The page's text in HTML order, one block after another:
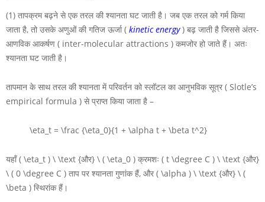
(1) तापक्रम बढ़ने से एक तरल की श्यानता घट जाती है। जब एक तरल को गर्म किया
जाता है, तो उसके अणुओं की गतिज ऊर्जा ( kinetic energy) बढ़ जाती है जिससे अंतर-
आणविक आकर्षण ( inter-molecular attractions ) कमजोर हो जाते हैं। अतः
श्यानता घट जाती है।
तापमान के साथ तरल की श्यानता में परिवर्तन को स्लॉटल का आनुभविक सूत्र ( Slotle’s
empirical formula ) से प्राप्त किया जाता है –
\eta_t = \frac {\eta_0}{1 + \alpha t + \beta t^2}
यहाँ( \eta_t ) \ \text {और} \ ( \eta_0 ) क्रमशः ( t \degree C ) \ \text {और}
\ ( 0 \degree C ) ताप पर श्यानता गुणांक हैं, और ( \alpha ) \ \text {और} \ (
\beta ) स्थिरांक हैं।